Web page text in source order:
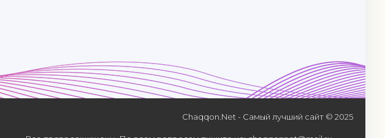
Chaqqon.Net - Самый лучший сайт © 2025